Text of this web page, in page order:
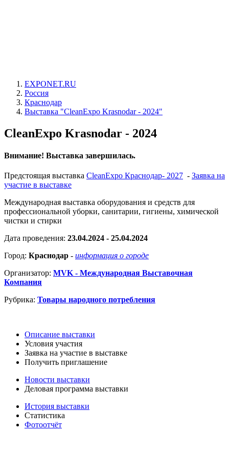
EXPONET.RU
Россия
Краснодар
Выставка "CleanExpo Krasnodar - 2024"
CleanExpo Krasnodar - 2024
Внимание! Выставка завершилась.
Предстоящая выставка CleanExpo Краснодар- 2027 - Заявка на
участие в выставке
Международная выставка оборудования и средств для
профессиональной уборки, санитарии, гигиены, химической
чистки и стирки
Дата проведения: 23.04.2024 - 25.04.2024
Город: Краснодар - информация о городе
Организатор: MVK - Международная Выставочная
Компания
Рубрика: Товары народного потребления
Описание выставки
Условия участия
Заявка на участие в выставке
Получить приглашение
Новости выставки
Деловая программа выставки
История выставки
Статистика
Фотоотчёт